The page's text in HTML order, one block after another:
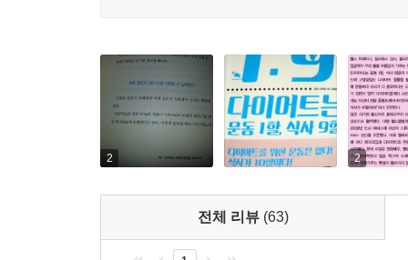
섭취 칼로리를 줄이고 소비 칼로리를 늘리자!
운동 중심의 다이어트나 극단적인 식사 제한은 금
2. 살이 빠지지 않는다면 운동을 중단하라
근력 운동이 빼야 할 부위를 굵어지게 한다?
비만의 원인이 식습관인데 운동에 매달린다?
지나지 않아 거의 영향이 없다고 지적한다. 이 책
운동으로 살을 빼려 하지 말고 정크 푸드를 끊
참으면서 살을 빼려는 것이 아니라 건강한 식생
“이것만 하면 바로 뺄 수 있다”는 속임수 책이 아
생각한다.
2 2
전체 리뷰 (63)